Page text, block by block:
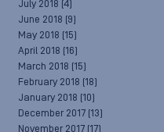
July 2018 (4)
June 2018 (9)
May 2018 (15)
April 2018 (16)
March 2018 (15)
February 2018 (18)
January 2018 (10)
December 2017 (13)
November 2017 (17)